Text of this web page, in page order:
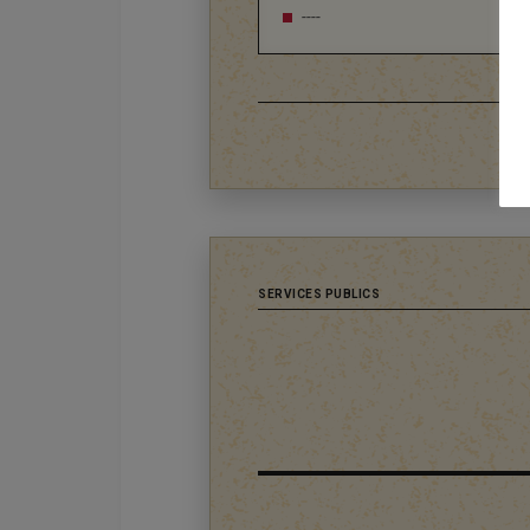
----
SERVICES PUBLICS